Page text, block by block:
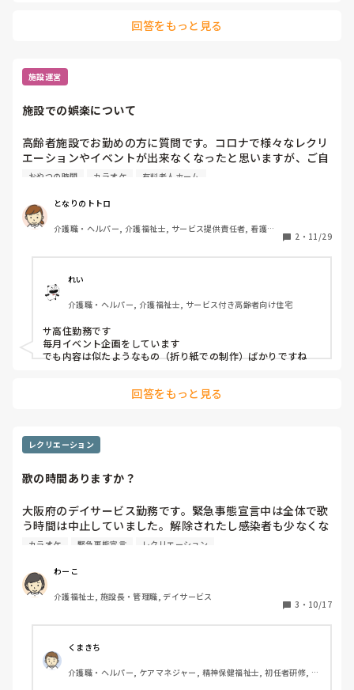
回答をもっと見る
施設運営
施設での娯楽について
高齢者施設でお勤めの方に質問です。コロナで様々なレクリ
エーションやイベントが出来なくなったと思いますが、ご自
分がお勤めの施設に娯楽はどのぐらいありますか？私が勤め
に「シルバー川柳」がほんの少しあるだけ。ある階の食堂に
はカラオケの機械はあるものの、毎日似たような曲が掛け流
しでした。他の様々な施設はどうなんだろう、といつも思っ
ていました。その施設の規模やスタッフの数にもよるとは思
いますが是非お聞きしたいです。宜しくお願い致します。
おやつの時間 カラオケ 有料老人ホーム
となりのトトロ
介護職・ヘルパー, 介護福祉士, サービス提供責任者, 看護助
2 ・ 11/29
れい
介護職・ヘルパー, 介護福祉士, サービス付き高齢者向け住宅
サ高住勤務です
毎月イベント企画をしています
でも内容は似たようなもの（折り紙での制作）ばかりですね
回答をもっと見る
レクリエーション
歌の時間ありますか？
大阪府のデイサービス勤務です。緊急事態宣言中は全体で歌
う時間は中止していました。解除されたし感染者も少なくな
ってきたので再開を考えています。
カラオケではなくCDの曲に合わせて歌う感じです。
カラオケ 緊急事態宣言 レクリエーション
わーこ
介護福祉士, 施設長・管理職, デイサービス
3 ・ 10/17
くまきち
介護職・ヘルパー, ケアマネジャー, 精神保健福祉士, 初任者研修, 実